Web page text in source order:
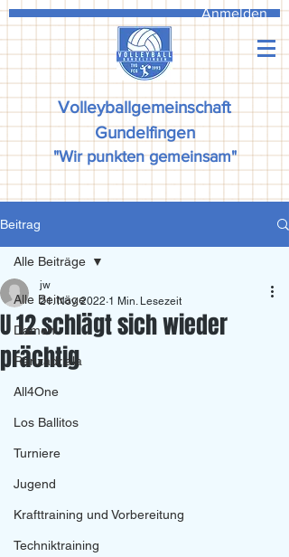
Anmelden
Volleyballgemeinschaft
Gundelfingen
"Wir punkten gemeinsam"
Beitrag
Alle Beiträge
Damen
Ranzadriala
All4One
Los Ballitos
Turniere
Jugend
Krafttraining und Vorbereitung
Techniktraining
Alle Beiträge
U 12 schlägt sich wieder
prächtig
jw
21. Nov. 2022 1 Min. Lesezeit